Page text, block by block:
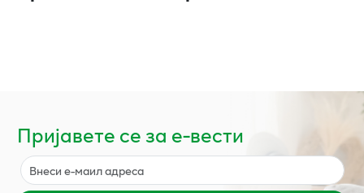
Пријавете се за е-вести